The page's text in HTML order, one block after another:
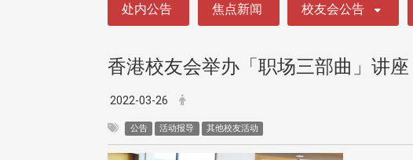
处内公告 焦点新闻 校友会公告
香港校友会举办「职场三部曲」讲座
2022-03-26
公告 活动报导 其他校友活动